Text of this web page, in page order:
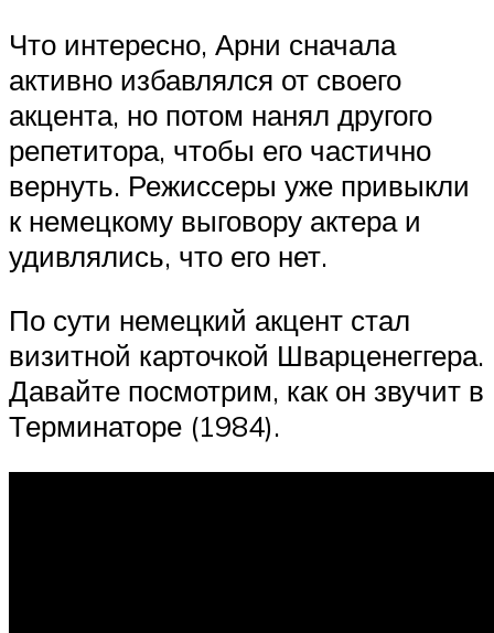
Что интересно, Арни сначала
активно избавлялся от своего
акцента, но потом нанял другого
репетитора, чтобы его частично
вернуть. Режиссеры уже привыкли
к немецкому выговору актера и
удивлялись, что его нет.
По сути немецкий акцент стал
визитной карточкой Шварценеггера.
Давайте посмотрим, как он звучит в
Терминаторе (1984).